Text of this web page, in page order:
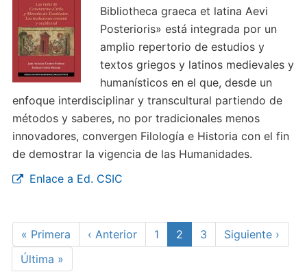
Bibliotheca graeca et latina Aevi
Posterioris» está integrada por un
amplio repertorio de estudios y
textos griegos y latinos medievales y
humanísticos en el que, desde un
enfoque interdisciplinar y transcultural partiendo de
métodos y saberes, no por tradicionales menos
innovadores, convergen Filología e Historia con el fin
de demostrar la vigencia de las Humanidades.
Enlace a Ed. CSIC
Paginación
Primera
página
« Primera
Página
anterior
‹ Anterior Page
1
Página
actual
2 Page
3
Siguiente
página
Siguiente ›
Última
Última »